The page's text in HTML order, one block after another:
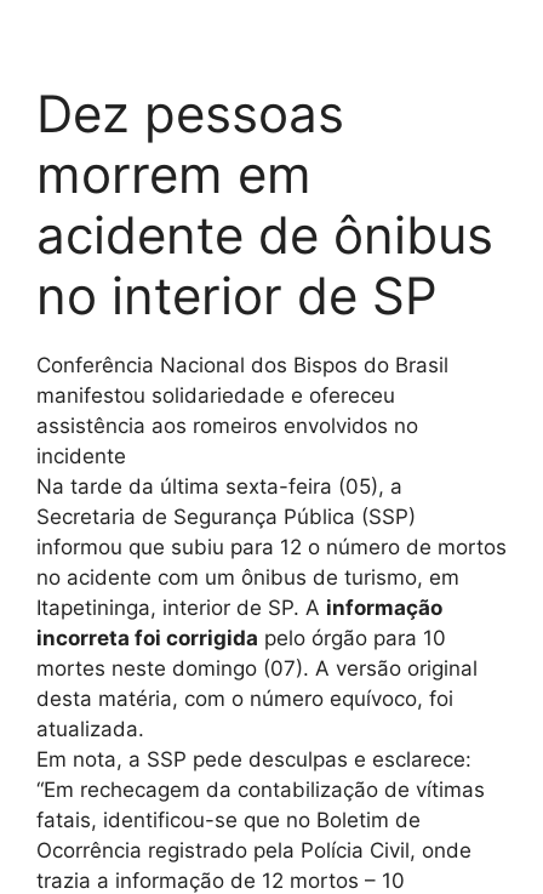
Dez pessoas
morrem em
acidente de ônibus
no interior de SP
Conferência Nacional dos Bispos do Brasil
manifestou solidariedade e ofereceu
assistência aos romeiros envolvidos no
incidente
Na tarde da última sexta-feira (05), a
Secretaria de Segurança Pública (SSP)
informou que subiu para 12 o número de mortos
no acidente com um ônibus de turismo, em
Itapetininga, interior de SP. A informação
incorreta foi corrigida pelo órgão para 10
mortes neste domingo (07). A versão original
desta matéria, com o número equívoco, foi
atualizada.
Em nota, a SSP pede desculpas e esclarece:
“Em rechecagem da contabilização de vítimas
fatais, identificou-se que no Boletim de
Ocorrência registrado pela Polícia Civil, onde
trazia a informação de 12 mortos – 10